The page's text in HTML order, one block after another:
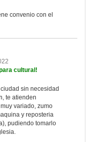
convenio con el
cultural!
sin necesidad
te atienden
variado, zumo
y reposteria
pudiendo tomarlo